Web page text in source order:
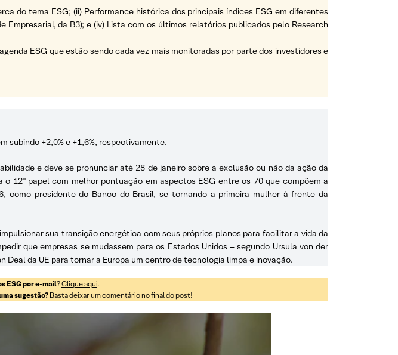
do tema ESG; (ii) Performance histórica dos principais índices ESG em diferentes
da B3); e (iv) Lista com os últimos relatórios publicados pelo Research
ESG que estão sendo cada vez mais monitoradas por parte dos investidores e
subindo +2,0% e +1,6%, respectivamente.
e deve se pronunciar até 28 de janeiro sobre a exclusão ou não da ação da
12º papel com melhor pontuação em aspectos ESG entre os 70 que compõem a
como presidente do Banco do Brasil, se tornando a primeira mulher à frente da
sua transição energética com seus próprios planos para facilitar a vida da
que empresas se mudassem para os Estados Unidos – segundo Ursula von der
Deal da UE para tornar a Europa um centro de tecnologia limpa e inovação.
ESG por e-mail?Clique aqui.
sugestão?Basta deixar um comentário no final do post!